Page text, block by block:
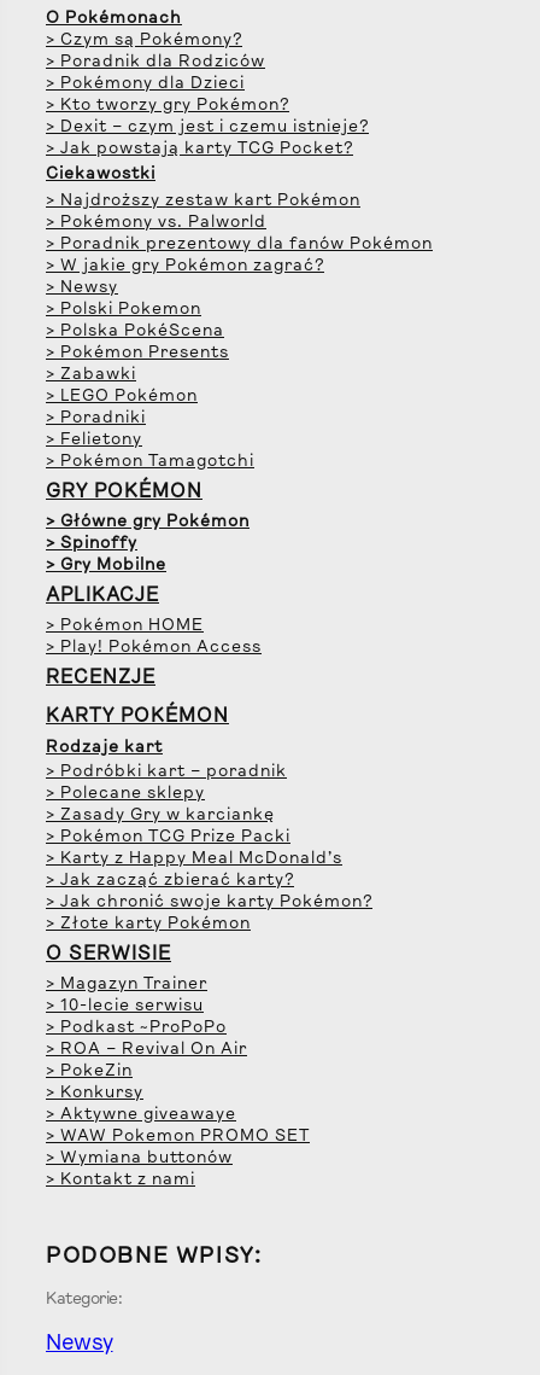
O Pokémonach
> Czym są Pokémony?
> Poradnik dla Rodziców
> Pokémony dla Dzieci
> Kto tworzy gry Pokémon?
> Dexit – czym jest i czemu istnieje?
> Jak powstają karty TCG Pocket?
Ciekawostki
> Najdroższy zestaw kart Pokémon
> Pokémony vs. Palworld
> Poradnik prezentowy dla fanów Pokémon
> W jakie gry Pokémon zagrać?
> Newsy
> Polski Pokemon
> Polska PokéScena
> Pokémon Presents
> Zabawki
> LEGO Pokémon
> Poradniki
> Felietony
> Pokémon Tamagotchi
GRY POKÉMON
> Główne gry Pokémon
> Spinoffy
> Gry Mobilne
APLIKACJE
> Pokémon HOME
> Play! Pokémon Access
RECENZJE
KARTY POKÉMON
Rodzaje kart
> Podróbki kart – poradnik
> Polecane sklepy
> Zasady Gry w karciankę
> Pokémon TCG Prize Packi
> Karty z Happy Meal McDonald’s
> Jak zacząć zbierać karty?
> Jak chronić swoje karty Pokémon?
> Złote karty Pokémon
O SERWISIE
> Magazyn Trainer
> 10-lecie serwisu
> Podkast ~ProPoPo
> ROA – Revival On Air
> PokeZin
> Konkursy
> Aktywne giveawaye
> WAW Pokemon PROMO SET
> Wymiana buttonów
> Kontakt z nami
PODOBNE WPISY:
Kategorie:
Newsy